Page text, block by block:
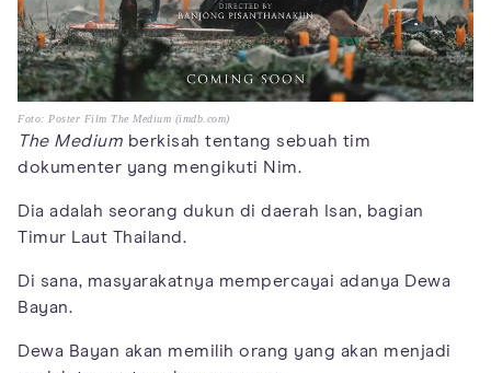
Foto: Poster Film The Medium (imdb.com)
The Medium berkisah tentang sebuah tim
dokumenter yang mengikuti Nim.
Dia adalah seorang dukun di daerah Isan, bagian
Timur Laut Thailand.
Di sana, masyarakatnya mempercayai adanya Dewa
Bayan.
Dewa Bayan akan memilih orang yang akan menjadi